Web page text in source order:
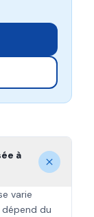
à
varie
dépend du